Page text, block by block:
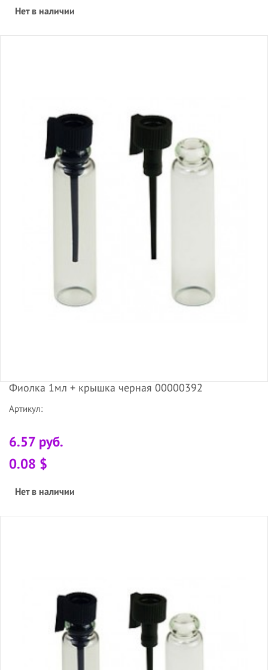
Нет в наличии
Фиолка 1мл + крышка черная 00000392
Артикул:
6.57 руб.
0.08 $
Нет в наличии